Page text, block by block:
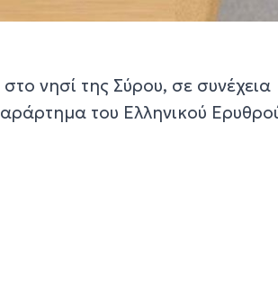
νησί της Σύρου, σε συνέχεια
του Ελληνικού